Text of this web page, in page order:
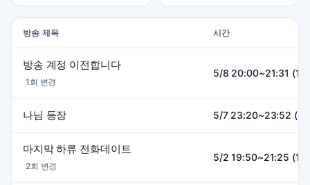
방송 제목 시간
방송 계정 이전합니다
1회 변경
5/8 20:00~21:31
나님 등장 5/7 23:20~23:52
마지막 하류 전화데이트
2회 변경
5/2 19:50~21:25